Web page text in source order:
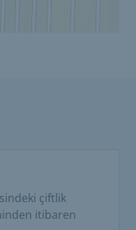
çiftlik
itibaren